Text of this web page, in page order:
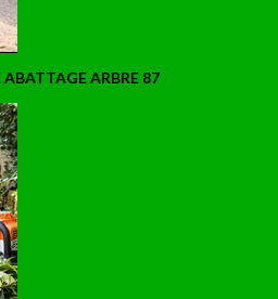
ABATTAGE ARBRE 87